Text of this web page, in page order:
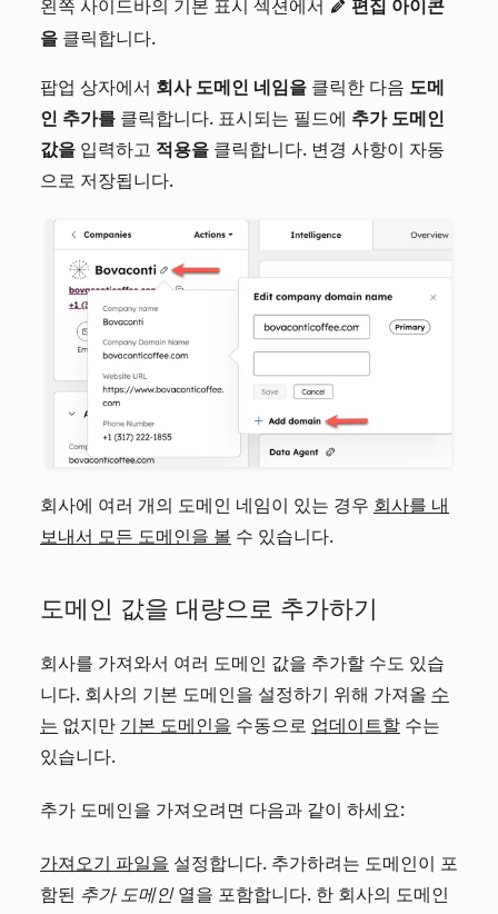
왼쪽 사이드바의 기본 표시 섹션에서 editIcon 편집 아이콘
을 클릭합니다.
팝업 상자에서 회사 도메인 네임을 클릭한 다음 도메
인 추가를 클릭합니다. 표시되는 필드에 추가 도메인
값을 입력하고 적용을 클릭합니다. 변경 사항이 자동
으로 저장됩니다.
회사에 여러 개의 도메인 네임이 있는 경우 회사를 내
보내서 모든 도메인을 볼 수 있습니다.
도메인 값을 대량으로 추가하기
회사를 가져와서 여러 도메인 값을 추가할 수도 있습
니다. 회사의 기본 도메인을 설정하기 위해 가져올 수
는 없지만 기본 도메인을 수동으로 업데이트할 수는
있습니다.
추가 도메인을 가져오려면 다음과 같이 하세요:
가져오기 파일을 설정합니다. 추가하려는 도메인이 포
함된 추가 도메인열을 포함합니다. 한 회사의 도메인